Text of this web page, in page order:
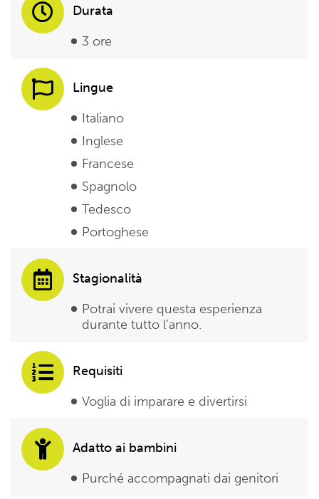
Durata
3 ore
Lingue
Italiano
Inglese
Francese
Spagnolo
Tedesco
Portoghese
Stagionalità
Potrai vivere questa esperienza
durante tutto l’anno.
Requisiti
Voglia di imparare e divertirsi
Adatto ai bambini
Purché accompagnati dai genitori